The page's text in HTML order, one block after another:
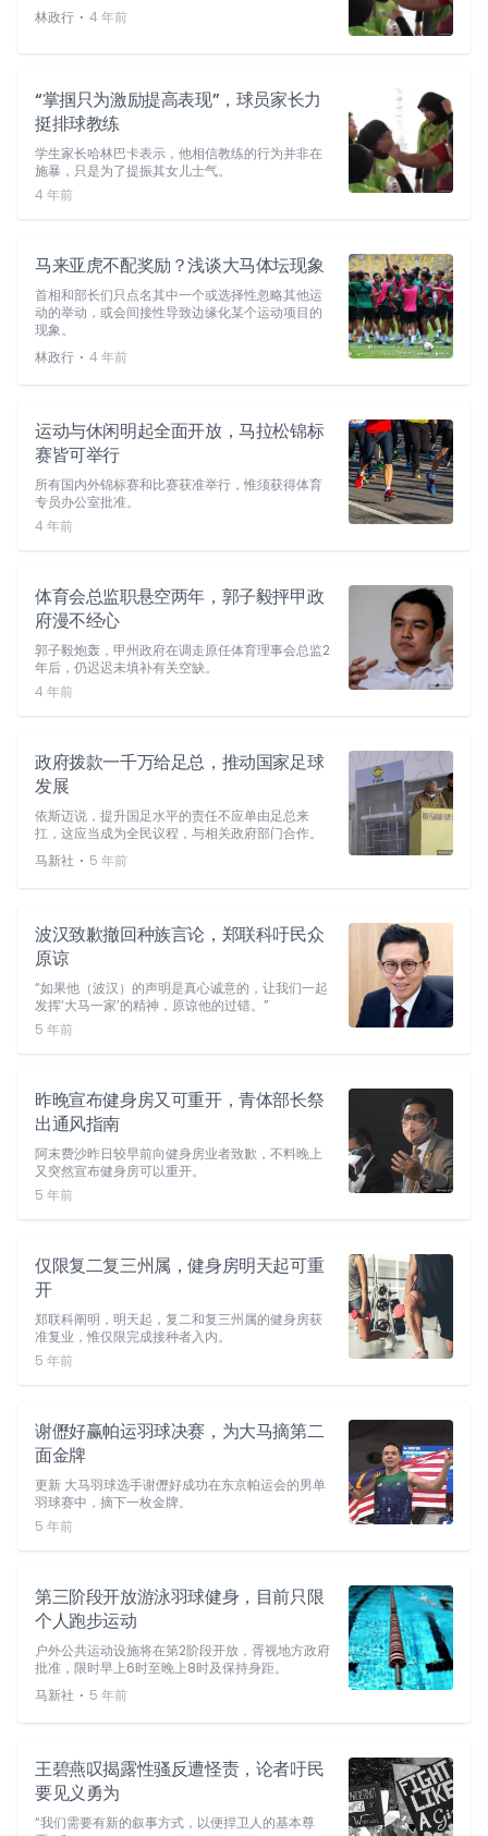
林政行 ⋅ 4 年前
“掌掴只为激励提高表现”，球员家长力
挺排球教练
学生家长哈林巴卡表示，他相信教练的行为并非在
施暴，只是为了提振其女儿士气。
4 年前
马来亚虎不配奖励？浅谈大马体坛现象
首相和部长们只点名其中一个或选择性忽略其他运
动的举动，或会间接性导致边缘化某个运动项目的
现象。
林政行 ⋅ 4 年前
运动与休闲明起全面开放，马拉松锦标
赛皆可举行
所有国内外锦标赛和比赛获准举行，惟须获得体育
专员办公室批准。
4 年前
体育会总监职悬空两年，郭子毅抨甲政
府漫不经心
郭子毅炮轰，甲州政府在调走原任体育理事会总监2
年后，仍迟迟未填补有关空缺。
4 年前
政府拨款一千万给足总，推动国家足球
发展
依斯迈说，提升国足水平的责任不应单由足总来
扛，这应当成为全民议程，与相关政府部门合作。
马新社 ⋅ 5 年前
波汉致歉撤回种族言论，郑联科吁民众
原谅
“如果他（波汉）的声明是真心诚意的，让我们一起
发挥‘大马一家’的精神，原谅他的过错。”
5 年前
昨晚宣布健身房又可重开，青体部长祭
出通风指南
阿末费沙昨日较早前向健身房业者致歉，不料晚上
又突然宣布健身房可以重开。
5 年前
仅限复二复三州属，健身房明天起可重
开
郑联科阐明，明天起，复二和复三州属的健身房获
准复业，惟仅限完成接种者入内。
5 年前
谢儮好赢帕运羽球决赛，为大马摘第二
面金牌
更新 大马羽球选手谢儮好成功在东京帕运会的男单
羽球赛中，摘下一枚金牌。
5 年前
第三阶段开放游泳羽球健身，目前只限
个人跑步运动
户外公共运动设施将在第2阶段开放，胥视地方政府
批准，限时早上6时至晚上8时及保持身距。
马新社 ⋅ 5 年前
王碧燕叹揭露性骚反遭怪责，论者吁民
要见义勇为
“我们需要有新的叙事方式，以便捍卫人的基本尊